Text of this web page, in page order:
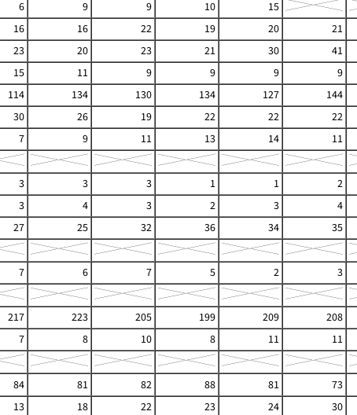
6 9 9 10
15
16 16 22 19 20
21
23 20 23 21 30
41
15 11 9 9 9
9
114 134 130 134 127
144
30 26 19 22 22
22
7 9 11 13 14
11
3 3 3 1 1
2
3 4 3 2 3
4
27 25 32 36 34
35
7 6 7 5 2
3
217 223 205 199 209
208
7 8 10 8 11
11
84 81 82 88 81
73
13 18 22 23 24
30